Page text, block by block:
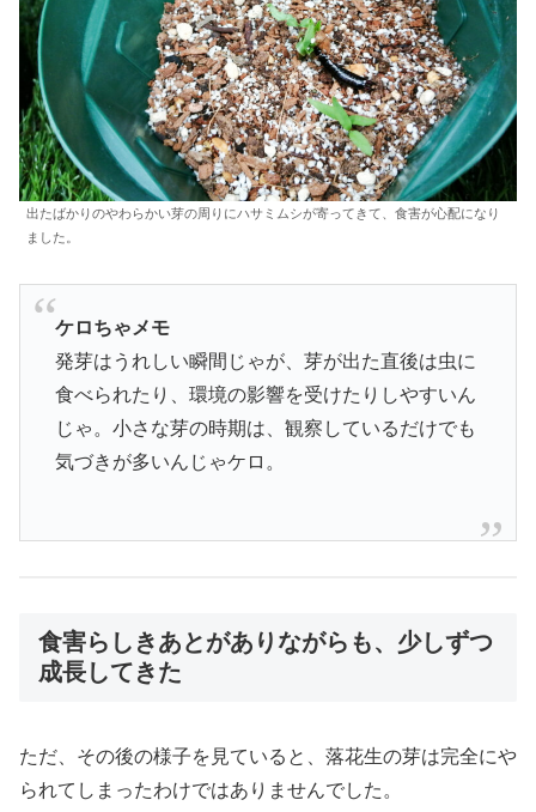
出たばかりのやわらかい芽の周りにハサミムシが寄ってきて、食害が心配になり
ました。
ケロちゃメモ
発芽はうれしい瞬間じゃが、芽が出た直後は虫に
食べられたり、環境の影響を受けたりしやすいん
じゃ。小さな芽の時期は、観察しているだけでも
気づきが多いんじゃケロ。
食害らしきあとがありながらも、少しずつ
成長してきた
ただ、その後の様子を見ていると、落花生の芽は完全にや
られてしまったわけではありませんでした。